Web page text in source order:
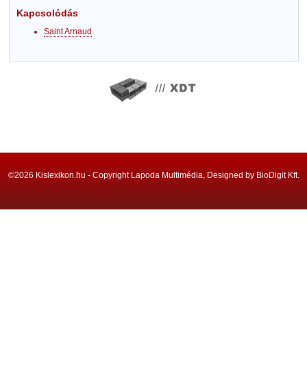
Kapcsolódás
Saint Arnaud
©2026 Kislexikon.hu - Copyright Lapoda Multimédia, Designed by BioDigit Kft.